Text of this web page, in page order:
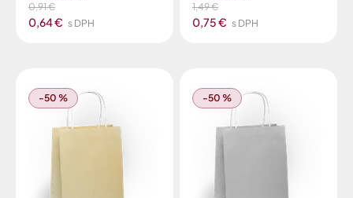
0,91 €
0,64 € s DPH
1,49 €
0,75 € s DPH
-50 % -50 %